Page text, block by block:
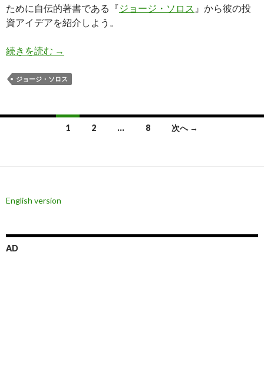
ために自伝的著書である『ジョージ・ソロス 』から彼の投
資アイデアを紹介しよう。
続きを読む ジョージ・ソロス氏、金融工学によるリスク管
→
ジョージ・ソロス
ナ
ゲ
ー
シ
1 2 … 8 次へ →
English version
AD